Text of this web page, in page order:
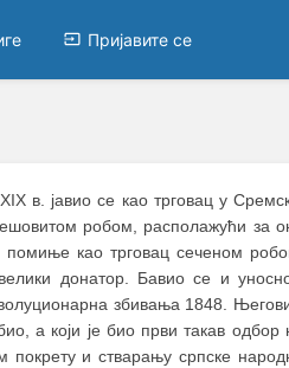
Пријавите се
в. јавио се као трговац у
робом, располажући за
као трговац сеченом
донатор. Бавио се и
збивања 1848.
а који је био први такав одбор
покрету и стварању српске